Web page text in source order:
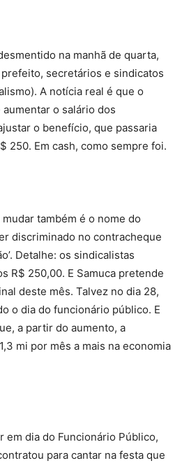
na manhã de quarta,
prefeito, secretários e sindicatos
A notícia real é que o
o salário dos
o benefício, que passaria
250. Em cash, como sempre foi.
mudar também é o nome do
discriminado no contracheque
Detalhe: os sindicalistas
R$ 250,00. E Samuca pretende
deste mês. Talvez no dia 28,
o dia do funcionário público. E
a partir do aumento, a
mi por mês a mais na economia
em dia do Funcionário Público,
para cantar na festa que